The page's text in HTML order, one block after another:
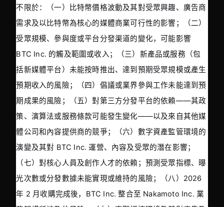
不限於：（一）比特幣價格波動及其對受眾興趣、廣告商
需求及以比特幣為核心的媒體商業可行性的影響；（二）
受眾規模、參與度或平台分發渠道的變化，可能影響
BTC Inc. 的觸及範圍或收入；（三）新產品或服務（包
括新媒體平台）未能按時推出、達到預期受眾規模或產生
預期收入的風險；（四）倡議或業界參與工作未能達到預
期成果的風險；（五）對第三方分發平台的依賴——其政
策、演算法或服務條款可能發生變化——以及來自其他媒
體公司和內容提供商的競爭；（六）數字資產監管環境的
演變及其對 BTC Inc. 運營、內容及受眾的潛在影響；
（七）對核心人員及創作人才的依賴；預測受眾指標、曝
光次數或分發數據未能實現或維持的風險；（八）2026
年 2 月收購完成後，BTC Inc. 整合至 Nakamoto Inc. 業